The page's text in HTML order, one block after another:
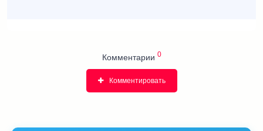
Комментарии 0
Комментировать